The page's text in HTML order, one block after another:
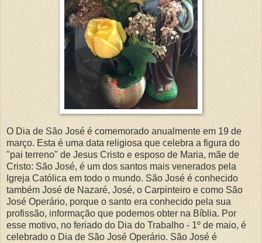
O Dia de São José é comemorado anualmente em 19 de
março. Esta é uma data religiosa que celebra a figura do
"pai terreno" de Jesus Cristo e esposo de Maria, mãe de
Cristo: São José, é um dos santos mais venerados pela
Igreja Católica em todo o mundo. São José é conhecido
também José de Nazaré, José, o Carpinteiro e como São
José Operário, porque o santo era conhecido pela sua
profissão, informação que podemos obter na Bíblia. Por
esse motivo, no feriado do Dia do Trabalho - 1º de maio, é
celebrado o Dia de São José Operário. São José é